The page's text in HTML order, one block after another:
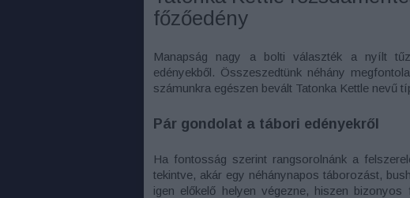
főzőedény
Manapság nagy a bolti választék a nyílt
edényekből. Összeszedtünk néhány
számunkra egészen bevált Tatonka Kettle nevű
Pár gondolat a tábori edényekről
Ha fontosság szerint rangsorolnánk a
tekintve, akár egy néhánynapos táborozást,
igen előkelő helyen végezne, hiszen bizonyos